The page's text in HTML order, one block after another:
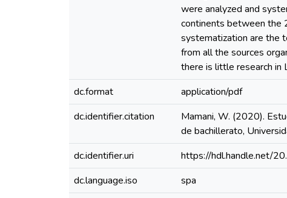
were analyzed and
continents between the
systematization are the
from all the sources
there is little research in
dc.format
application/pdf
dc.identifier.citation
Mamani, W. (2020).
de bachillerato,
dc.identifier.uri
https://hdl.handle.net/
dc.language.iso
spa